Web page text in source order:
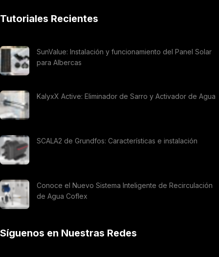
Tutoriales Recientes
SunValue: Instalación y funcionamiento del Panel Solar
para Albercas
KalyxX Active: Eliminador de Sarro y Activador de Agua
SCALA2 de Grundfos: Características e instalación
Conoce el Nuevo Sistema Inteligente de Recirculación
de Agua Coflex
Síguenos en Nuestras Redes